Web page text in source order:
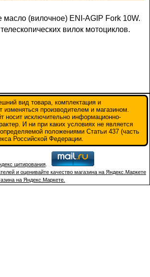
масло (вилочное) ENI-AGIP Fork 10W.
вилок мотоциклов.
вид товара, комплектация и
изменяться производителем и магазином.
носит исключительно информационно-
И ни при каких условиях не является
положениями Статьи 437 (часть
Российской Федерации.